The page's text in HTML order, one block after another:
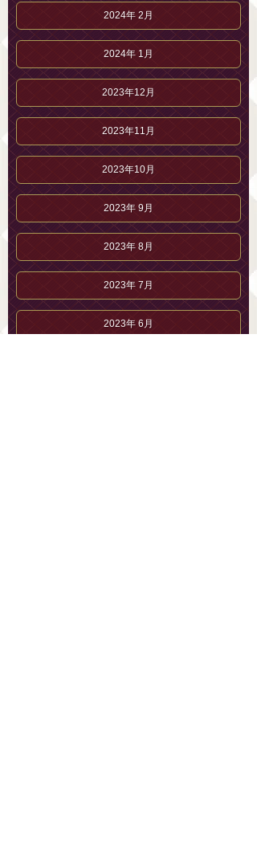
2024年 2月
2024年 1月
2023年12月
2023年11月
2023年10月
2023年 9月
2023年 8月
2023年 7月
2023年 6月